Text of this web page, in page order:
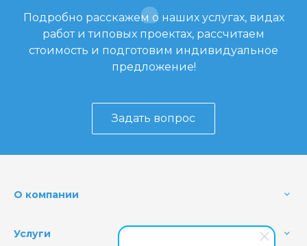
Подробно расскажем о наших услугах, видах
работ и типовых проектах, рассчитаем
стоимость и подготовим индивидуальное
предложение!
Задать вопрос
О компании
Услуги